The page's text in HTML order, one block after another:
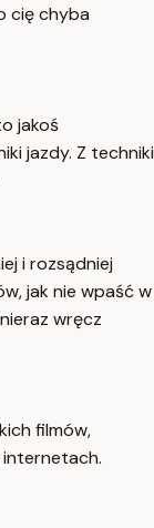
cię chyba
jakoś
jazdy. Z techniki
i rozsądniej
jak nie wpaść w
wręcz
filmów,
internetach.